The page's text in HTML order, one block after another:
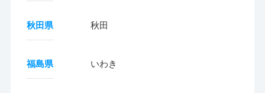
秋田県 秋田
福島県 いわき